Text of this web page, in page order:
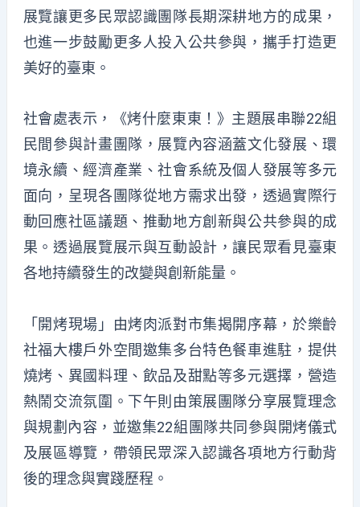
展覽讓更多民眾認識團隊長期深耕地方的成果，
也進一步鼓勵更多人投入公共參與，攜手打造更
美好的臺東。
社會處表示，《烤什麼東東！》主題展串聯22組
民間參與計畫團隊，展覽內容涵蓋文化發展、環
境永續、經濟產業、社會系統及個人發展等多元
面向，呈現各團隊從地方需求出發，透過實際行
動回應社區議題、推動地方創新與公共參與的成
果。透過展覽展示與互動設計，讓民眾看見臺東
各地持續發生的改變與創新能量。
「開烤現場」由烤肉派對市集揭開序幕，於樂齡
社福大樓戶外空間邀集多台特色餐車進駐，提供
燒烤、異國料理、飲品及甜點等多元選擇，營造
熱鬧交流氛圍。下午則由策展團隊分享展覽理念
與規劃內容，並邀集22組團隊共同參與開烤儀式
及展區導覽，帶領民眾深入認識各項地方行動背
後的理念與實踐歷程。